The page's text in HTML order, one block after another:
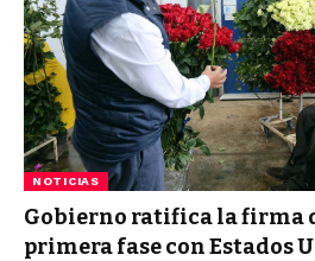
NOTICIAS
Gobierno ratifica la firma
primera fase con Estados